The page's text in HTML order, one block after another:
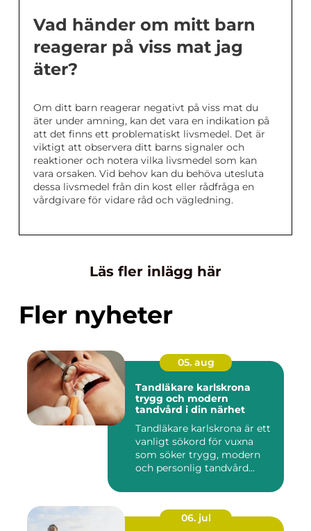
Vad händer om mitt barn
reagerar på viss mat jag
äter?
Om ditt barn reagerar negativt på viss mat du
äter under amning, kan det vara en indikation på
att det finns ett problematiskt livsmedel. Det är
viktigt att observera ditt barns signaler och
reaktioner och notera vilka livsmedel som kan
vara orsaken. Vid behov kan du behöva utesluta
dessa livsmedel från din kost eller rådfråga en
vårdgivare för vidare råd och vägledning.
Läs fler inlägg här
Fler nyheter
05. aug
Tandläkare karlskrona
trygg och modern
tandvård i din närhet
Tandläkare karlskrona är ett
vanligt sökord för vuxna
som söker trygg, modern
och personlig tandvård...
06. jul